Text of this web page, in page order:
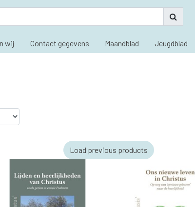
wij Contact gegevens Maandblad Jeugdblad
Load previous products